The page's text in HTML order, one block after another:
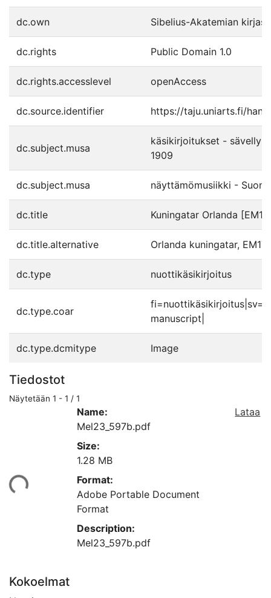
dc.own Sibelius-Akatemian
dc.rights Public Domain 1.0
dc.rights.accesslevel openAccess
dc.source.identifier https://taju.uniarts.fi/
dc.subject.musa
käsikirjoitukset -
1909
dc.subject.musa näyttämömusiikki -
dc.title Kuningatar Orlanda
dc.title.alternative Orlanda kuningatar,
dc.type nuottikäsikirjoitus
dc.type.coar
manuscript|
dc.type.dcmitype Image
Tiedostot
Näytetään 1 - 1 / 1
Name:
Mel23_597b.pdf
Size:
1.28 MB
Format:
Adobe Portable Document
Format
Description:
Mel23_597b.pdf
Lataa
Kokoelmat